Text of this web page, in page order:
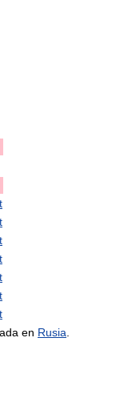
en Rusia